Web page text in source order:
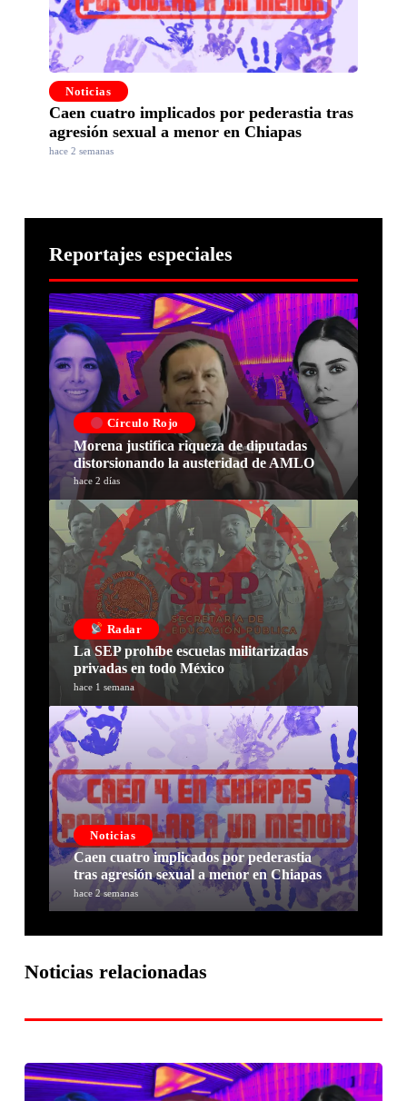
Noticias
Caen cuatro implicados por pederastia tras
agresión sexual a menor en Chiapas
hace 2 semanas
Reportajes especiales
Círculo Rojo
Morena justifica riqueza de diputadas
distorsionando la austeridad de AMLO
hace 2 días
Radar
La SEP prohíbe escuelas militarizadas
privadas en todo México
hace 1 semana
Noticias
Caen cuatro implicados por pederastia
tras agresión sexual a menor en Chiapas
hace 2 semanas
Noticias relacionadas